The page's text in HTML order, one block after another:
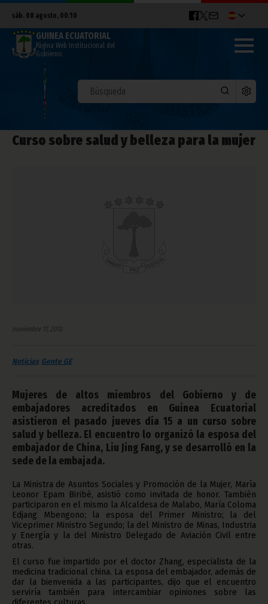
sáb. 08 agosto, 00:10
GUINEA ECUATORIAL
Página Web Institucional del
Gobierno
Curso sobre salud y belleza para la mujer
noviembre 17, 2012
Noticias Gente GE
Mujeres de altos miembros del Gobierno y de
embajadores acreditados en Guinea Ecuatorial
asistieron el pasado jueves día 15 a un curso sobre
salud y belleza. El encuentro lo organizó la esposa del
embajador de China, Liu Jing Fang, y se desarrolló en la
sede de la embajada.
La Ministra de Asuntos Sociales y Promoción de la Mujer, María
Leonor Epam Biribé, asistió como invitada de honor. También
participaron en el mismo la Alcaldesa de Malabo, María Coloma
Edjang Mbengono; la esposa del Primer Ministro; la del
Viceprimer Ministro Segundo; la del Ministro de Minas, Industria
y Energía y la del Ministro Delegado de Aviación Civil entre
otras.
El curso fue impartido por el doctor Zhang, especialista de la
medicina tradicional china. La esposa del embajador, además de
dar la bienvenida a las participantes, dijo que el encuentro
serviría también para intercambiar opiniones sobre las